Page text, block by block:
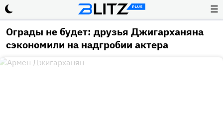
☰
Ограды не будет: друзья Джигарханяна
сэкономили на надгробии актера